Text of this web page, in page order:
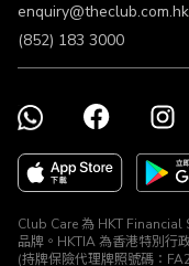
enquiry@theclub.com.hk
(852) 183 3000
Club Care 為 HKT Financial
品牌。HKTIA 為香港特別行
(持牌保險代理牌照號碼：